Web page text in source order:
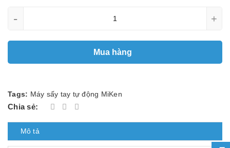
- +
Mua hàng
Tags: Máy sấy tay tự động MiKen
Chia sẻ:
Mô tả